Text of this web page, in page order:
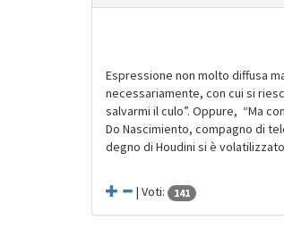
Espressione non molto diffusa
necessariamente, con cui si
salvarmi il culo”. Oppure, “Ma
Do Nascimiento, compagno di
degno di Houdini si è
| Voti: 141